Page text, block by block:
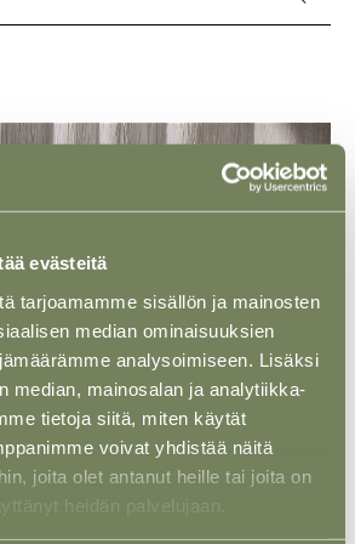
evästeitä
tarjoamamme sisällön ja mainosten
median ominaisuuksien
analysoimiseen. Lisäksi
median, mainosalan ja analytiikka-
tietoja siitä, miten käytät
voivat yhdistää näitä
joita olet antanut heille tai joita on
heidän palvelujaan.
2026
uudistuvat